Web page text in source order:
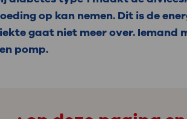
Uw
Uw
verder uit, zodat u zelf meer
u sneller helpen.
op kan nemen. Dit is de
gaat niet meer over. Iemand
pomp.